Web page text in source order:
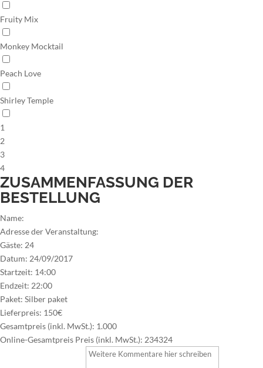
Fruity Mix
Monkey Mocktail
Peach Love
Shirley Temple
1
2
3
4
ZUSAMMENFASSUNG DER
BESTELLUNG
Name:
Adresse der Veranstaltung:
Gäste: 24
Datum: 24/09/2017
Startzeit: 14:00
Endzeit: 22:00
Paket: Silber paket
Lieferpreis: 150€
Gesamtpreis (inkl. MwSt.): 1.000
Online-Gesamtpreis Preis (inkl. MwSt.): 234324